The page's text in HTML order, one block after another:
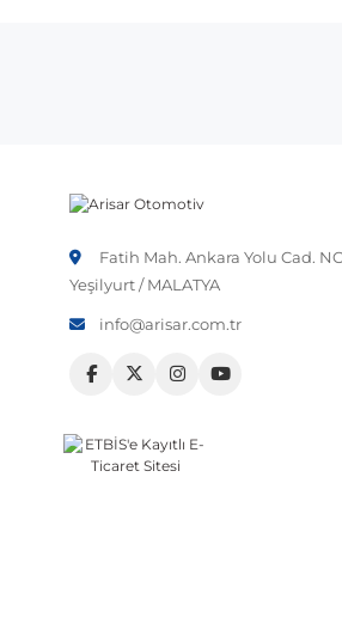
Araç üreticileri aynı
Fatih Mah. Ankara Yolu Cad.
Yeşilyurt / MALATYA
info@arisar.com.tr